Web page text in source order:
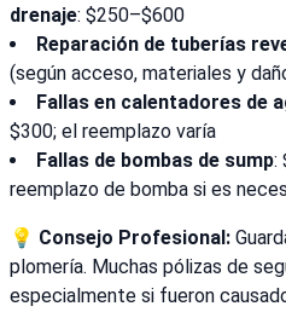
drenaje: $250–$600
Reparación de tuberías
(según acceso, materiales y
Fallas en calentadores de
$300; el reemplazo varía
Fallas de bombas de sump:
reemplazo de bomba si es
💡 Consejo Profesional:
plomería. Muchas pólizas de
especialmente si fueron